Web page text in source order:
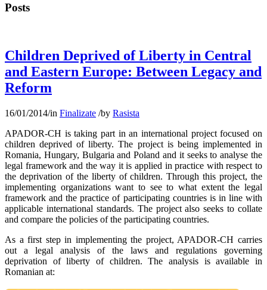
Posts
Children Deprived of Liberty in Central
and Eastern Europe: Between Legacy and
Reform
16/01/2014/in Finalizate /by Rasista
APADOR-CH is taking part in an international project focused on
children deprived of liberty. The project is being implemented in
Romania, Hungary, Bulgaria and Poland and it seeks to analyse the
legal framework and the way it is applied in practice with respect to
the deprivation of the liberty of children. Through this project, the
implementing organizations want to see to what extent the legal
framework and the practice of participating countries is in line with
applicable international standards. The project also seeks to collate
and compare the policies of the participating countries.
As a first step in implementing the project, APADOR-CH carries
out a legal analysis of the laws and regulations governing
deprivation of liberty of children. The analysis is available in
Romanian at: